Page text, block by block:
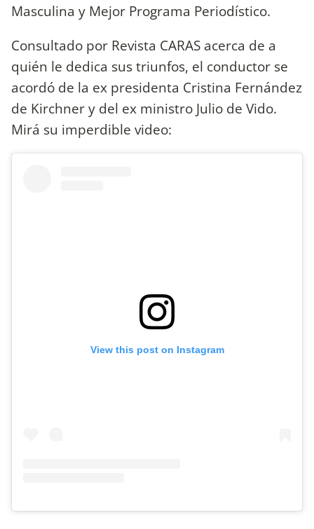
Masculina y Mejor Programa Periodístico.
Consultado por Revista CARAS acerca de a
quién le dedica sus triunfos, el conductor se
acordó de la ex presidenta Cristina Fernández
de Kirchner y del ex ministro Julio de Vido.
Mirá su imperdible video:
View this post on Instagram